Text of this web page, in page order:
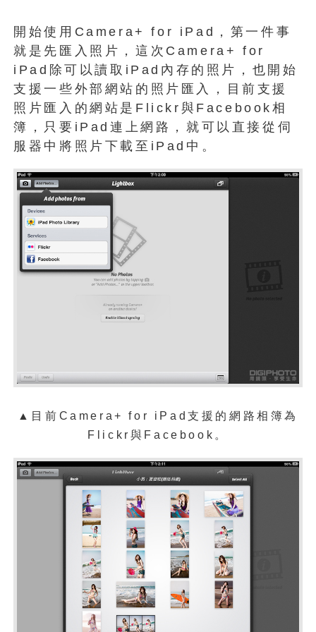
開始使用Camera+ for iPad，第一件事
就是先匯入照片，這次Camera+ for
iPad除可以讀取iPad內存的照片，也開始
支援一些外部網站的照片匯入，目前支援
照片匯入的網站是Flickr與Facebook相
簿，只要iPad連上網路，就可以直接從伺
服器中將照片下載至iPad中。
▲目前Camera+ for iPad支援的網路相簿為
Flickr與Facebook。